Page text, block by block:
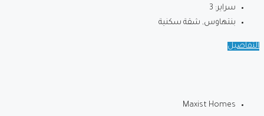
سراير: 3
بنتهاوس, شقة سكنية
التفاصيل
Maxist Homes